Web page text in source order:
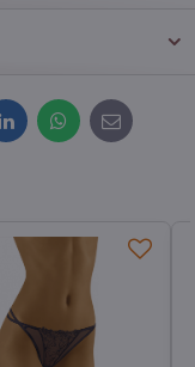
LinkedInWhatsApp
E-
mail